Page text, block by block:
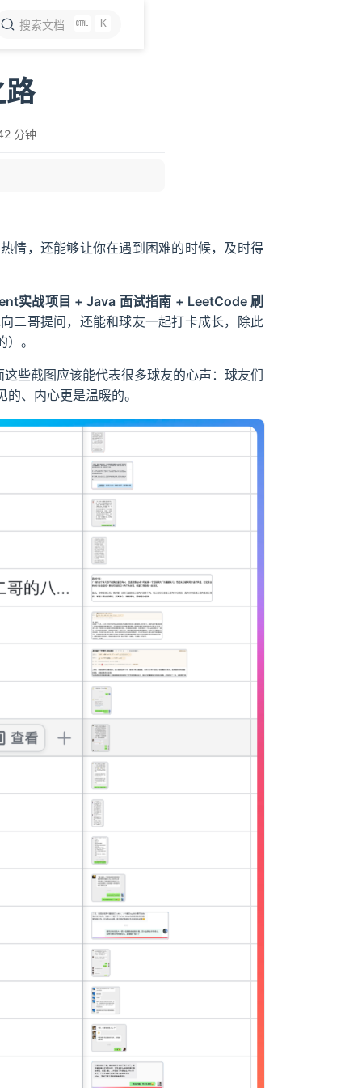
搜索文档 K
分钟
情，还能够让你在遇到困难的时候，及时得
实战项目 + Java 面试指南 + LeetCode 刷
二哥提问，还能和球友一起打卡成长，除此
。
些截图应该能代表很多球友的心声：球友们
、内心更是温暖的。